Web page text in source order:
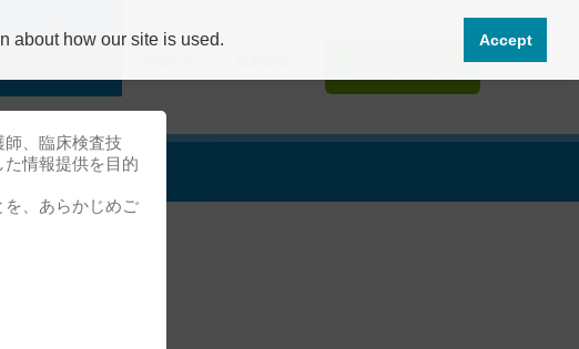
、臨床検査技
情報提供を目的
、あらかじめご
about how our site is used. Accept